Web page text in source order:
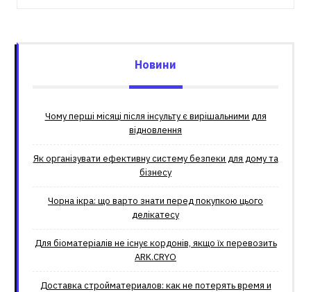
Новини
Чому перші місяці після інсульту є вирішальними для
відновлення
Як організувати ефективну систему безпеки для дому та
бізнесу
Чорна ікра: що варто знати перед покупкою цього
делікатесу
Для біоматеріалів не існує кордонів, якщо їх перевозить
ARK.CRYO
Доставка стройматериалов: как не потерять время и